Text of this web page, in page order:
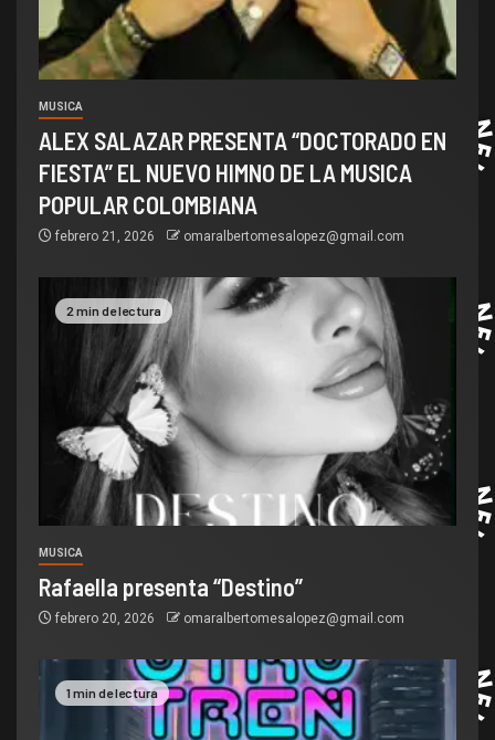
MUSICA
ALEX SALAZAR PRESENTA “DOCTORADO EN
FIESTA” EL NUEVO HIMNO DE LA MUSICA
POPULAR COLOMBIANA
febrero 21, 2026 omaralbertomesalopez@gmail.com
2 min de lectura
MUSICA
Rafaella presenta “Destino”
febrero 20, 2026 omaralbertomesalopez@gmail.com
1 min de lectura